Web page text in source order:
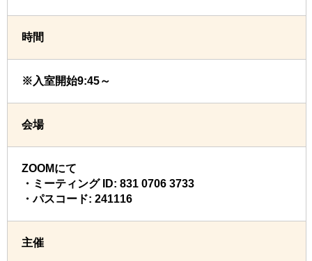
時間
※入室開始9:45～
会場
ZOOMにて
・ミーティング ID: 831 0706 3733
・パスコード: 241116
主催